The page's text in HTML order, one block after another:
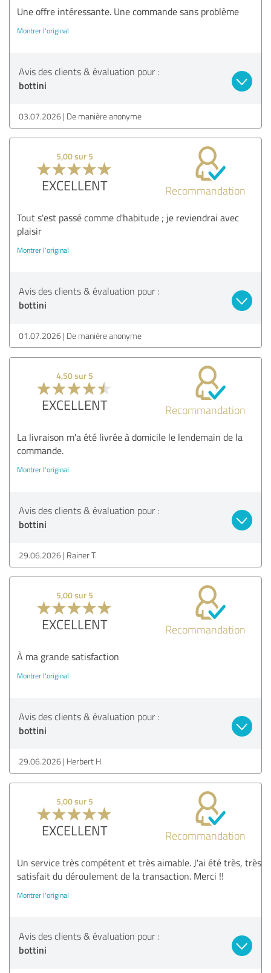
Une offre intéressante. Une commande sans problème
Montrer l'original
Avis des clients & évaluation pour :
bottini
03.07.2026 De manière anonyme
5,00 sur 5
EXCELLENT Recommandation
Tout s'est passé comme d'habitude ; je reviendrai avec
plaisir
Montrer l'original
Avis des clients & évaluation pour :
bottini
01.07.2026 De manière anonyme
4,50 sur 5
EXCELLENT Recommandation
La livraison m'a été livrée à domicile le lendemain de la
commande.
Montrer l'original
Avis des clients & évaluation pour :
bottini
29.06.2026 Rainer T.
5,00 sur 5
EXCELLENT Recommandation
À ma grande satisfaction
Montrer l'original
Avis des clients & évaluation pour :
bottini
29.06.2026 Herbert H.
5,00 sur 5
EXCELLENT Recommandation
Un service très compétent et très aimable. J'ai été très, très
satisfait du déroulement de la transaction. Merci !!
Montrer l'original
Avis des clients & évaluation pour :
bottini